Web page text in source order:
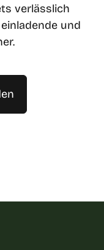
verlässlich
und